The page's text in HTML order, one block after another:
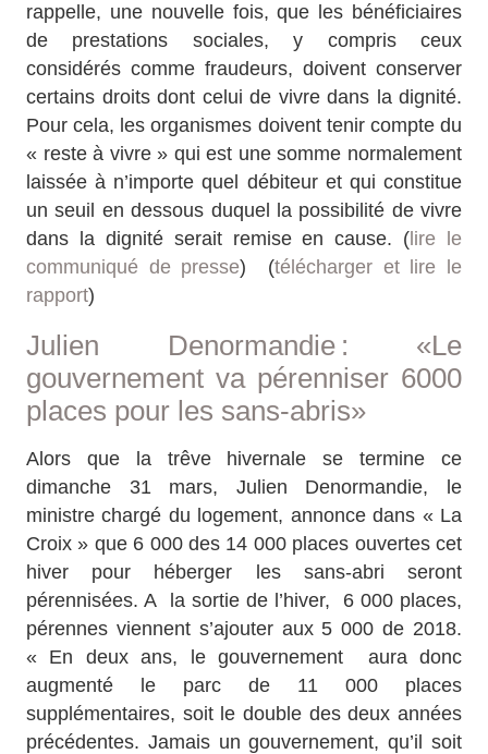
rappelle, une nouvelle fois, que les bénéficiaires
de prestations sociales, y compris ceux
considérés comme fraudeurs, doivent conserver
certains droits dont celui de vivre dans la dignité.
Pour cela, les organismes doivent tenir compte du
« reste à vivre » qui est une somme normalement
laissée à n’importe quel débiteur et qui constitue
un seuil en dessous duquel la possibilité de vivre
dans la dignité serait remise en cause. ( lire le
communiqué de presse) (télécharger et lire le
rapport)
Julien Denormandie : «Le
gouvernement va pérenniser 6000
places pour les sans-abris»
Alors que la trêve hivernale se termine ce
dimanche 31 mars, Julien Denormandie, le
ministre chargé du logement, annonce dans « La
Croix » que 6 000 des 14 000 places ouvertes cet
hiver pour héberger les sans-abri seront
pérennisées. A la sortie de l’hiver, 6 000 places,
pérennes viennent s’ajouter aux 5 000 de 2018.
« En deux ans, le gouvernement aura donc
augmenté le parc de 11 000 places
supplémentaires, soit le double des deux années
précédentes. Jamais un gouvernement, qu’il soit